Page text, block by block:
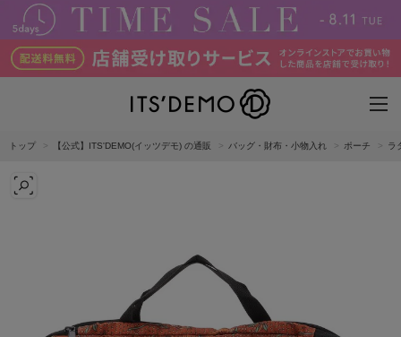
トップ 【公式】ITS'DEMO(イッツデモ) の通販 バッグ・財布・小物入れ ポーチ ラ